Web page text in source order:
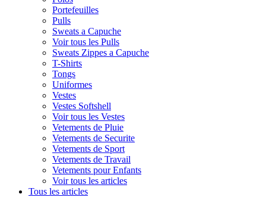
Portefeuilles
Pulls
Sweats a Capuche
Voir tous les Pulls
Sweats Zippes a Capuche
T-Shirts
Tongs
Uniformes
Vestes
Vestes Softshell
Voir tous les Vestes
Vetements de Pluie
Vetements de Securite
Vetements de Sport
Vetements de Travail
Vetements pour Enfants
Voir tous les articles
Tous les articles